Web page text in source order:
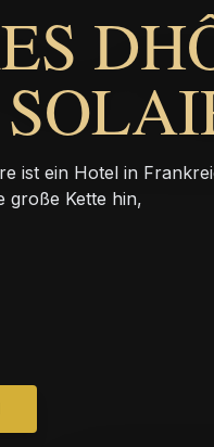
ist ein Hotel in
große Kette hin,